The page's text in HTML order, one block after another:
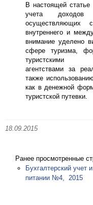
В настоящей
учета доходов
осуществляющих
внутреннего и
внимание уделено
сфере туризма,
туристскими
агентствами за
также
как в денежной
туристской путевки.
18.09.2015
Ранее просмотренные
Бухгалтерский учет
питании №4, 2015